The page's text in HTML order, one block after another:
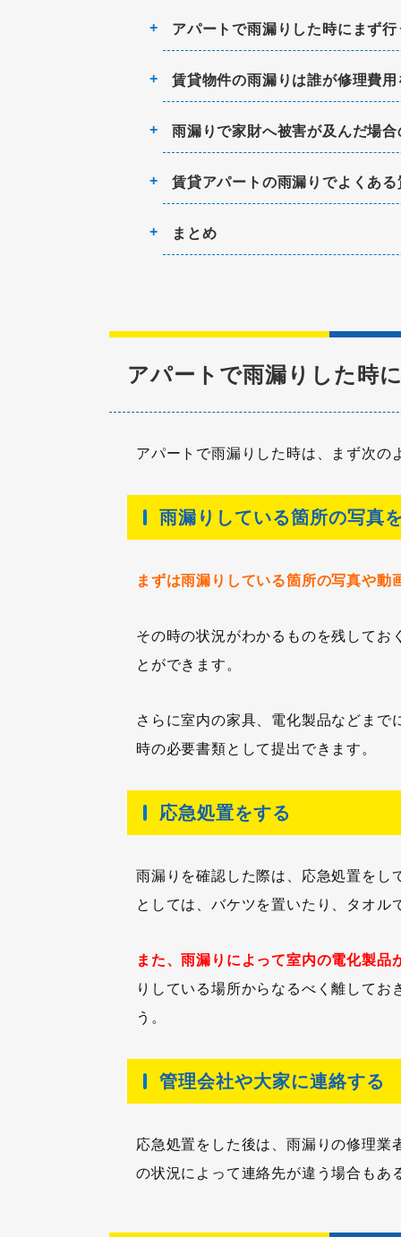
アパートで雨漏りした時にまず行
賃貸物件の雨漏りは誰が修理費
雨漏りで家財へ被害が及んだ場
賃貸アパートの雨漏りでよくあ
まとめ
アパートで雨漏りした時
アパートで雨漏りした時は、まず次の
雨漏りしている箇所の写真
まずは雨漏りしている箇所の写真や動
その時の状況がわかるものを残してお
とができます。
さらに室内の家具、電化製品などま
時の必要書類として提出できます。
応急処置をする
雨漏りを確認した際は、応急処置をし
としては、バケツを置いたり、タオ
また、雨漏りによって室内の電化製
りしている場所からなるべく離して
う。
管理会社や大家に連絡する
応急処置をした後は、雨漏りの修理業
の状況によって連絡先が違う場合もあ